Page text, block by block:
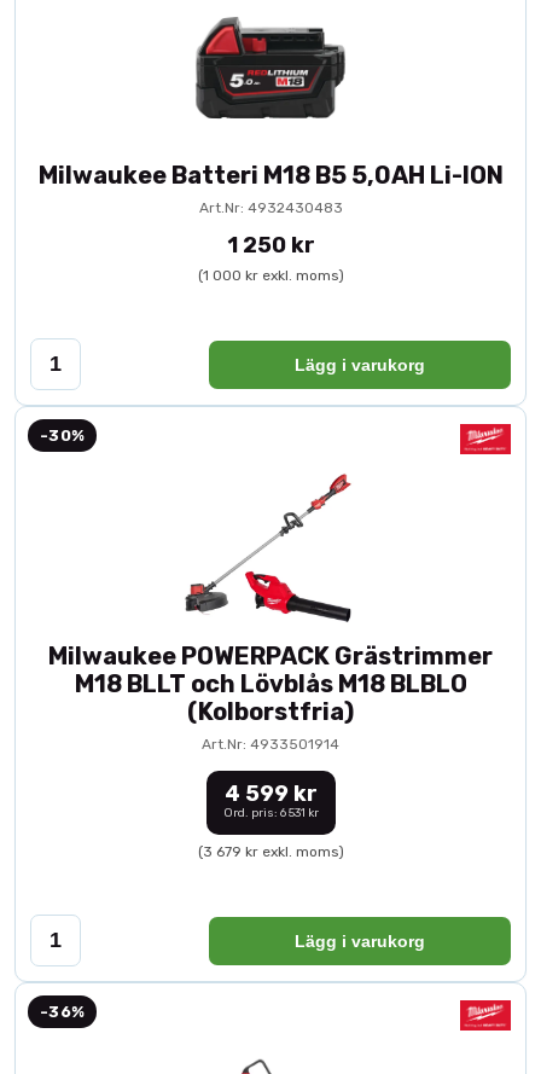
Milwaukee Batteri M18 B5 5,0AH Li-ION
Art.Nr: 4932430483
1 250 kr
(1 000 kr exkl. moms)
Lägg i varukorg
-30%
Milwaukee POWERPACK Grästrimmer
M18 BLLT och Lövblås M18 BLBLO
(Kolborstfria)
Art.Nr: 4933501914
4 599 kr
Ord. pris: 6 531 kr
(3 679 kr exkl. moms)
Lägg i varukorg
-36%